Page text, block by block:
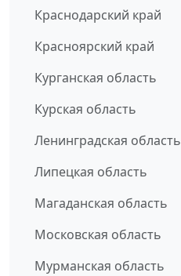
Краснодарский край
Красноярский край
Курганская область
Курская область
Ленинградская область
Липецкая область
Магаданская область
Московская область
Мурманская область